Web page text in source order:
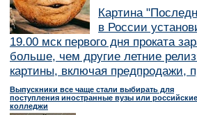
Картина
в России
19.00 мск первого дня проката
больше, чем другие летние
картины, включая предпродажи,
Выпускники все чаще стали выбирать для
поступления иностранные вузы или российские
колледжи